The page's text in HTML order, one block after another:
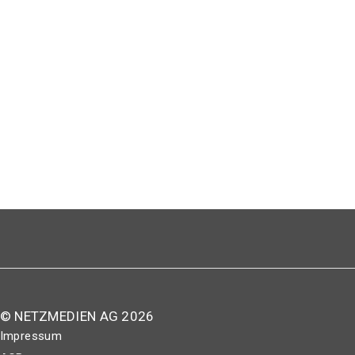
© NETZMEDIEN AG 2026
Impressum